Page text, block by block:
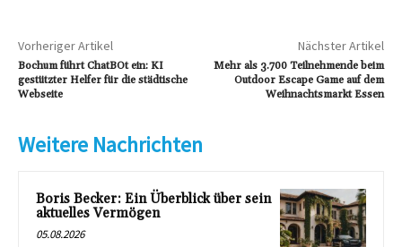
Vorheriger Artikel
Bochum führt ChatBOt ein: KI
gestützter Helfer für die städtische
Webseite
Nächster Artikel
Mehr als 3.700 Teilnehmende beim
Outdoor Escape Game auf dem
Weihnachtsmarkt Essen
Weitere Nachrichten
Boris Becker: Ein Überblick über sein
aktuelles Vermögen
05.08.2026